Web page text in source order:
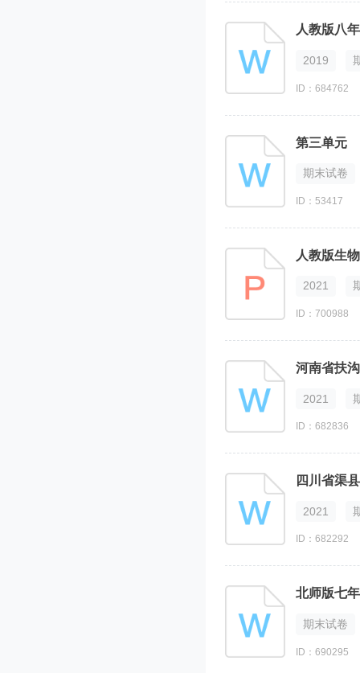
人教版八
2019
ID：684762
第三单元
期末试卷
ID：53417
人教版生
2021
ID：700988
2021
ID：682836
2021
ID：682292
北师版七
期末试卷
ID：690295